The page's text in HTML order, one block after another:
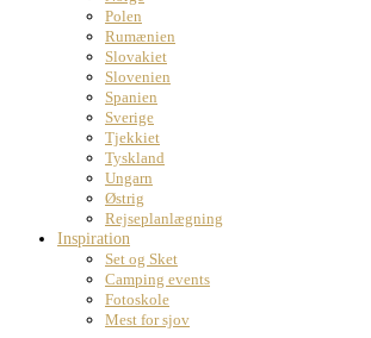
Polen
Rumænien
Slovakiet
Slovenien
Spanien
Sverige
Tjekkiet
Tyskland
Ungarn
Østrig
Rejseplanlægning
Inspiration
Set og Sket
Camping events
Fotoskole
Mest for sjov